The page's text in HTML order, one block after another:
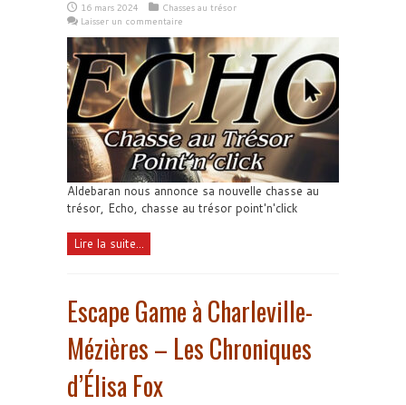
16 mars 2024
Chasses au trésor
Laisser un commentaire
Aldebaran nous annonce sa nouvelle chasse au
trésor, Echo, chasse au trésor point'n'click
Lire la suite...
Escape Game à Charleville-
Mézières – Les Chroniques
d’Élisa Fox